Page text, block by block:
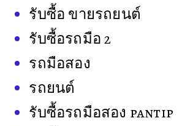
รับซื้อ ขายรถยนต์
รับซื้อรถมือ 2
รถมือสอง
รถยนต์
รับซื้อรถมือสอง pantip